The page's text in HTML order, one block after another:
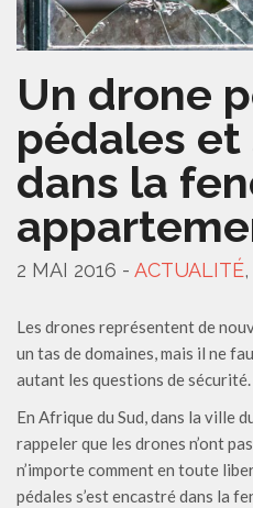
Un drone
pédales et
dans la
2 MAI 2016 - ACTUALITÉ,
Les drones représentent de
un tas de domaines, mais il ne
autant les questions de sécurité.
En Afrique du Sud, dans la ville
rappeler que les drones n’ont
n’importe comment en toute
pédales s’est encastré dans la